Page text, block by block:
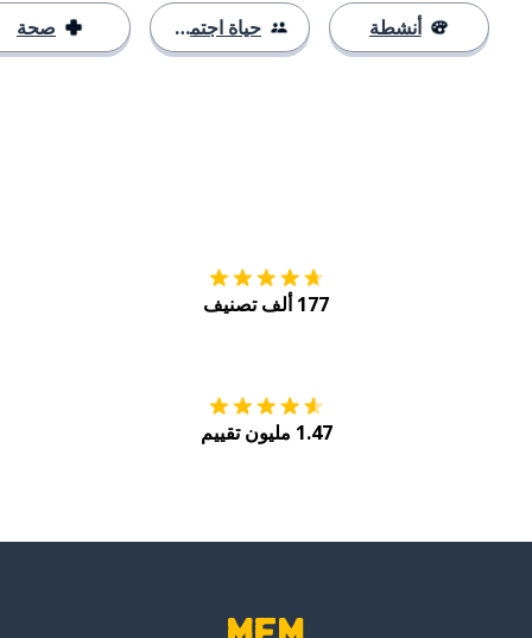
أنشطة حياة اجتماعية صحة
177 ألف تصنيف
1.47 مليون تقييم